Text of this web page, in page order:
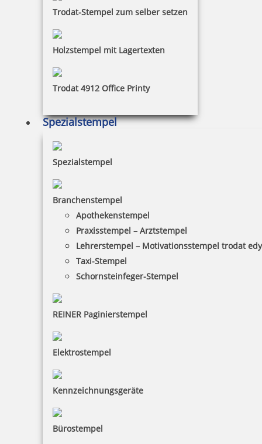
Trodat-Stempel zum selber setzen
Holzstempel mit Lagertexten
Trodat 4912 Office Printy
Spezialstempel
Spezialstempel
Branchenstempel
Apothekenstempel
Praxisstempel – Arztstempel
Lehrerstempel – Motivationsstempel trodat
Taxi-Stempel
Schornsteinfeger-Stempel
REINER Paginierstempel
Elektrostempel
Kennzeichnungsgeräte
Bürostempel